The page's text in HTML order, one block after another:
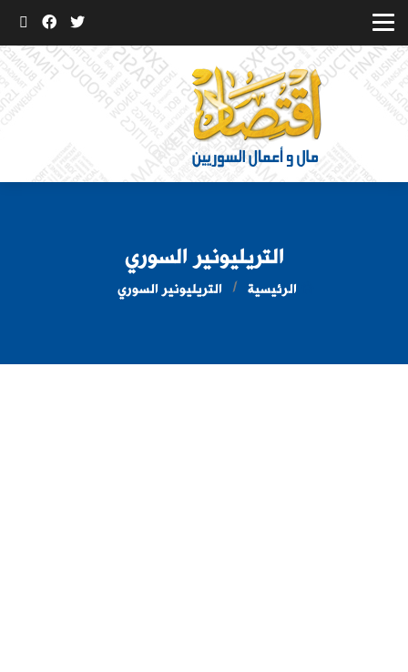
التريليونير السوري
الرئيسية التريليونير السوري